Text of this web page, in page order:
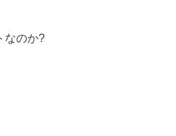
なのか?